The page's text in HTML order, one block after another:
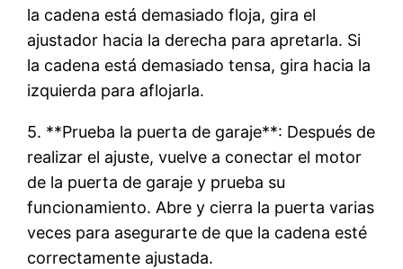
la cadena está demasiado floja, gira el
ajustador hacia la derecha para apretarla. Si
la cadena está demasiado tensa, gira hacia la
izquierda para aflojarla.
5. **Prueba la puerta de garaje**: Después de
realizar el ajuste, vuelve a conectar el motor
de la puerta de garaje y prueba su
funcionamiento. Abre y cierra la puerta varias
veces para asegurarte de que la cadena esté
correctamente ajustada.